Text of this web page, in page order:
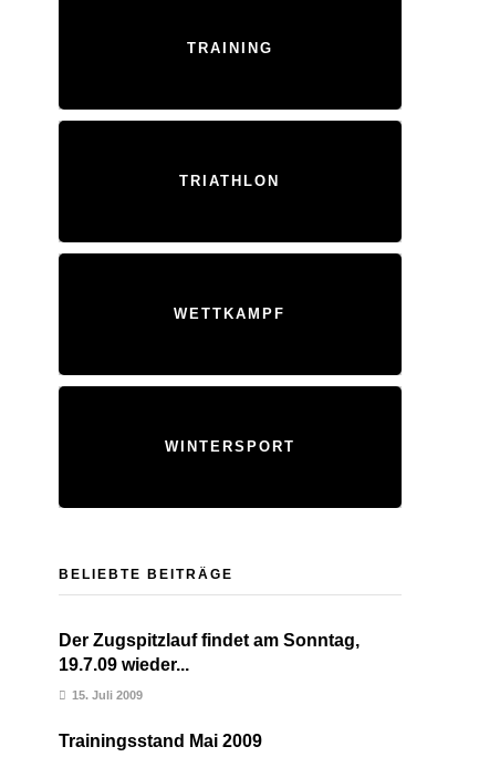
TRAINING
TRIATHLON
WETTKAMPF
WINTERSPORT
BELIEBTE BEITRÄGE
Der Zugspitzlauf findet am Sonntag,
19.7.09 wieder...
15. Juli 2009
Trainingsstand Mai 2009